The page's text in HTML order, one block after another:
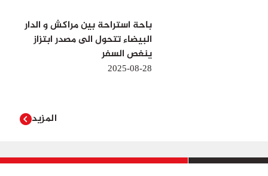
باحة استراحة بين مراكش و الدار
البيضاء تتحول الى مصدر ابتزاز
ينغص السفر
2025-08-28
المزيد